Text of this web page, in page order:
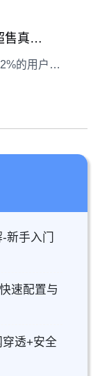
高性价比VPS陷阱:如何识别无超售真实承诺
在追求高性价比VPS服务时，超过72%的用户曾遭遇隐性超售问题。本文深度解析"无超售"承诺背后的技术真相，通过五维度检测法和三大核心指标，教您准确识别真实资源配置。我们将揭示供应商常用的性能缩水手段，并给出规避资源争抢的实操方案。 高性价比VPS陷阱破解：无超售承诺的验证方法论 超售技术底层逻辑与商业动机 虚拟化技术的核心矛盾在于物理资源复用率与服务质量之间的平衡
新手入门
速配置与
透+安全